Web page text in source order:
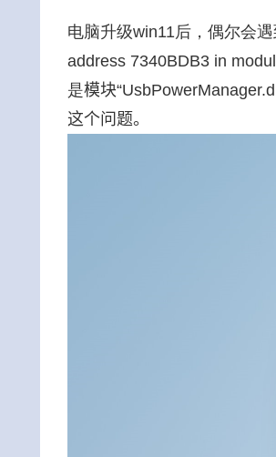
电脑升级win11后，偶尔会
address 7340BDB3 in
是模块
这个问题。